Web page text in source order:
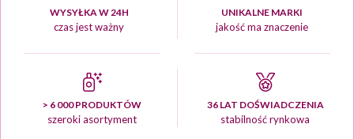
WYSYŁKA W 24H
czas jest ważny
UNIKALNE MARKI
jakość ma znaczenie
> 6 000 PRODUKTÓW
szeroki asortyment
36 LAT DOŚWIADCZENIA
stabilność rynkowa